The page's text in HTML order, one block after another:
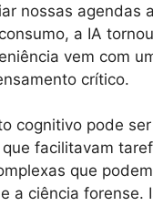
nossas agendas
a IA
vem com
crítico.
cognitivo pode
facilitavam
que
a ciência